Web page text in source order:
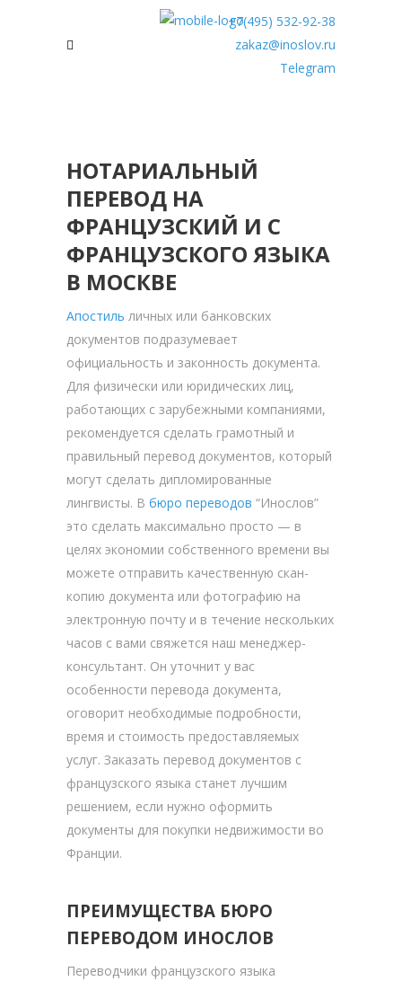
+7(495) 532-92-38
zakaz@inoslov.ru
Telegram
НОТАРИАЛЬНЫЙ
ПЕРЕВОД НА
ФРАНЦУЗСКИЙ И С
ФРАНЦУЗСКОГО ЯЗЫКА
В МОСКВЕ
Апостиль личных или банковских
документов подразумевает
официальность и законность документа.
Для физически или юридических лиц,
работающих с зарубежными компаниями,
рекомендуется сделать грамотный и
правильный перевод документов, который
могут сделать дипломированные
лингвисты. В бюро переводов “Инослов”
это сделать максимально просто — в
целях экономии собственного времени вы
можете отправить качественную скан-
копию документа или фотографию на
электронную почту и в течение нескольких
часов с вами свяжется наш менеджер-
консультант. Он уточнит у вас
особенности перевода документа,
оговорит необходимые подробности,
время и стоимость предоставляемых
услуг. Заказать перевод документов с
французского языка станет лучшим
решением, если нужно оформить
документы для покупки недвижимости во
Франции.
ПРЕИМУЩЕСТВА БЮРО
ПЕРЕВОДОМ ИНОСЛОВ
Переводчики французского языка